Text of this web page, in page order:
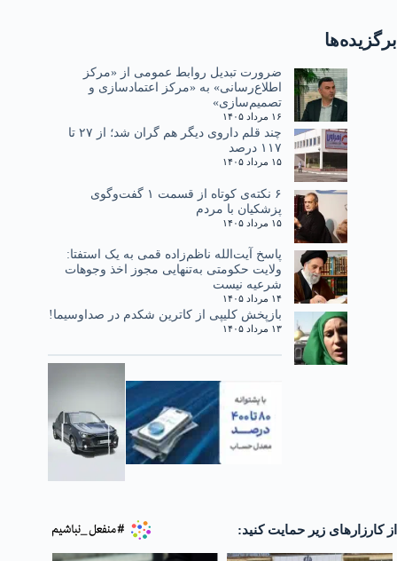
برگزیده‌ها
ضرورت تبدیل روابط عمومی از «مرکز
اطلاع‌رسانی» به «مرکز اعتمادسازی و
تصمیم‌سازی»
۱۶ مرداد ۱۴۰۵
چند قلم داروی دیگر هم گران شد؛ از ۲۷ تا
۱۱۷ درصد
۱۵ مرداد ۱۴۰۵
۶ نکته‌ی کوتاه از قسمت ۱ گفت‌وگوی
پزشکیان با مردم
۱۵ مرداد ۱۴۰۵
پاسخ آیت‌الله ناظم‌زاده قمی به یک استفتا:
ولایت حکومتی به‌تنهایی مجوز اخذ وجوهات
شرعیه نیست
۱۴ مرداد ۱۴۰۵
بازپخش کلیپی از کاترین شکدم در صداوسیما!
۱۳ مرداد ۱۴۰۵
از کارزارهای زیر حمایت کنید: